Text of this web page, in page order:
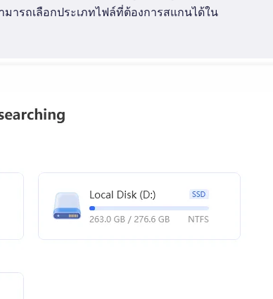
ารถเลือกประเภทไฟล์ที่ต้องการสแกนได้ใน